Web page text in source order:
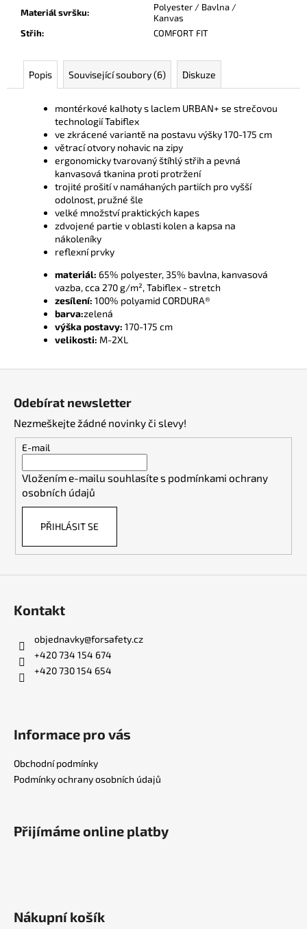
Materiál svršku:
Polyester / Bavlna /
Kanvas
Střih: COMFORT FIT
Popis Související soubory (6) Diskuze
montérkové kalhoty s laclem URBAN+ se strečovou
technologií Tabiflex
ve zkrácené variantě na postavu výšky 170-175 cm
větrací otvory nohavic na zipy
ergonomicky tvarovaný štíhlý střih a pevná
kanvasová tkanina proti protržení
trojité prošití v namáhaných partiích pro vyšší
odolnost, pružné šle
velké množství praktických kapes
zdvojené partie v oblasti kolen a kapsa na
nákoleníky
reflexní prvky
materiál: 65% polyester, 35% bavlna, kanvasová
vazba, cca 270 g/m², Tabiflex - stretch
zesílení: 100% polyamid CORDURA®
barva:zelená
výška postavy: 170-175 cm
velikosti: M-2XL
Odebírat newsletter
Nezmeškejte žádné novinky či slevy!
E-mail
Vložením e-mailu souhlasíte s podmínkami ochrany
osobních údajů
PŘIHLÁSIT SE
Kontakt
objednavky@forsafety.cz
+420 734 154 674
+420 730 154 654
Informace pro vás
Obchodní podmínky
Podmínky ochrany osobních údajů
Přijímáme online platby
Nákupní košík